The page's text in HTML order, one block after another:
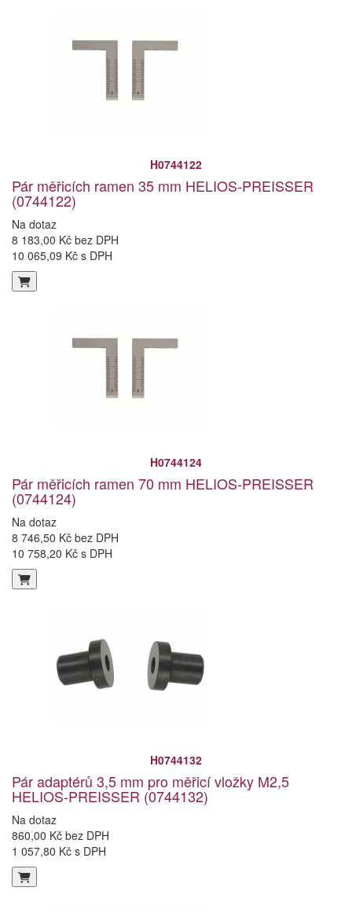
H0744122
Pár měřicích ramen 35 mm HELIOS-PREISSER
(0744122)
Na dotaz
8 183,00 Kč bez DPH
10 065,09 Kč s DPH
H0744124
Pár měřicích ramen 70 mm HELIOS-PREISSER
(0744124)
Na dotaz
8 746,50 Kč bez DPH
10 758,20 Kč s DPH
H0744132
Pár adaptérů 3,5 mm pro měřicí vložky M2,5
HELIOS-PREISSER (0744132)
Na dotaz
860,00 Kč bez DPH
1 057,80 Kč s DPH